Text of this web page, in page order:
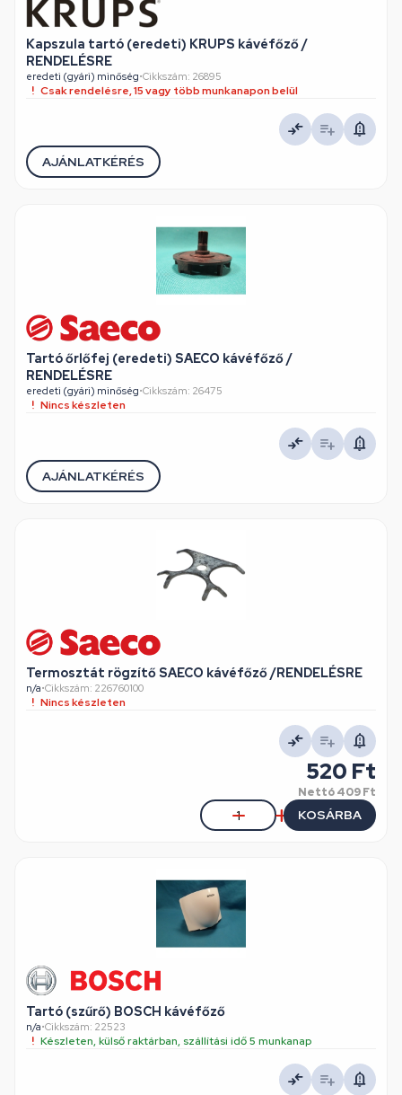
Kapszula tartó (eredeti) KRUPS kávéfőző /
RENDELÉSRE
eredeti (gyári) minőség•Cikkszám: 26895
Csak rendelésre, 15 vagy több munkanapon belül
AJÁNLATKÉRÉS
Tartó őrlőfej (eredeti) SAECO kávéfőző /
RENDELÉSRE
eredeti (gyári) minőség•Cikkszám: 26475
Nincs készleten
AJÁNLATKÉRÉS
Termosztát rögzítő SAECO kávéfőző /RENDELÉSRE
n/a•Cikkszám: 226760100
Nincs készleten
520 Ft
Nettó409 Ft
KOSÁRBA
Tartó (szűrő) BOSCH kávéfőző
n/a•Cikkszám: 22523
Készleten, külső raktárban, szállítási idő 5 munkanap